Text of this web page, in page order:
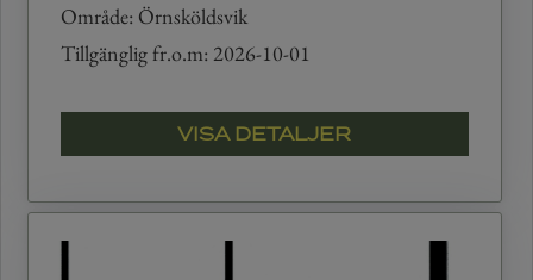
Område: Örnsköldsvik
Tillgänglig fr.o.m: 2026-10-01
VISA DETALJER